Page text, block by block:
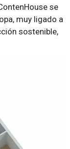
se
muy ligado a
sostenible,